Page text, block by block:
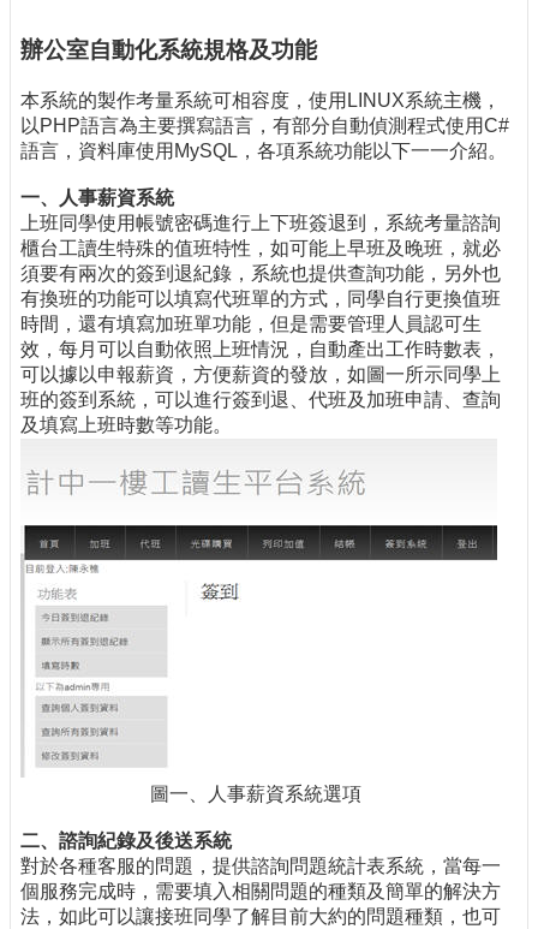
辦公室自動化系統規格及功能
本系統的製作考量系統可相容度，使用LINUX系統主機，
以PHP語言為主要撰寫語言，有部分自動偵測程式使用C#
語言，資料庫使用MySQL，各項系統功能以下一一介紹。
一、人事薪資系統
上班同學使用帳號密碼進行上下班簽退到，系統考量諮詢
櫃台工讀生特殊的值班特性，如可能上早班及晚班，就必
須要有兩次的簽到退紀錄，系統也提供查詢功能，另外也
有換班的功能可以填寫代班單的方式，同學自行更換值班
時間，還有填寫加班單功能，但是需要管理人員認可生
效，每月可以自動依照上班情況，自動產出工作時數表，
可以據以申報薪資，方便薪資的發放，如圖一所示同學上
班的簽到系統，可以進行簽到退、代班及加班申請、查詢
及填寫上班時數等功能。
圖一、人事薪資系統選項
二、諮詢紀錄及後送系統
對於各種客服的問題，提供諮詢問題統計表系統，當每一
個服務完成時，需要填入相關問題的種類及簡單的解決方
法，如此可以讓接班同學了解目前大約的問題種類，也可